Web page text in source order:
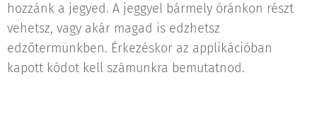
hozzánk a jegyed. A jeggyel bármely óránkon részt
vehetsz, vagy akár magad is edzhetsz
edzőtermünkben. Érkezéskor az applikációban
kapott kódot kell számunkra bemutatnod.